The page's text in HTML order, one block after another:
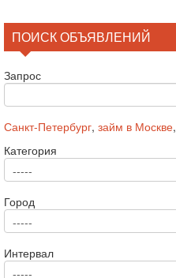
ПОИСК ОБЪЯВЛЕНИЙ
Запрос
Санкт-Петербург, займ в Москве,
Категория
Город
Интервал